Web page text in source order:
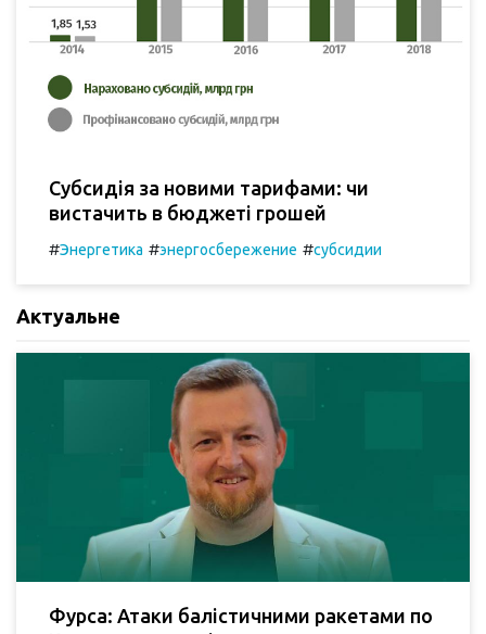
Субсидія за новими тарифами: чи
вистачить в бюджеті грошей
#Энергетика #энергосбережение #субсидии
Актуальне
Фурса: Атаки балістичними ракетами по